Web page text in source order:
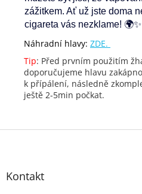
zážitkem. Ať už jste doma
cigareta vás nezklame! 🌍✨
Náhradní hlavy: ZDE.
Tip: Před prvním použitím
doporučujeme hlavu
k přípálení, následně
ještě 2-5min počkat.
Kontakt